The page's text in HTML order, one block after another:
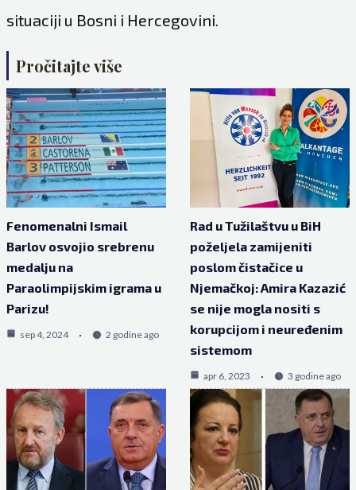
situaciji u Bosni i Hercegovini.
Pročitajte više
Fenomenalni Ismail
Barlov osvojio srebrenu
medalju na
Paraolimpijskim igrama u
Parizu!
sep 4, 2024 2 godine ago
Rad u Tužilaštvu u BiH
poželjela zamijeniti
poslom čistačice u
Njemačkoj: Amira Kazazić
se nije mogla nositi s
korupcijom i neuređenim
sistemom
apr 6, 2023 3 godine ago